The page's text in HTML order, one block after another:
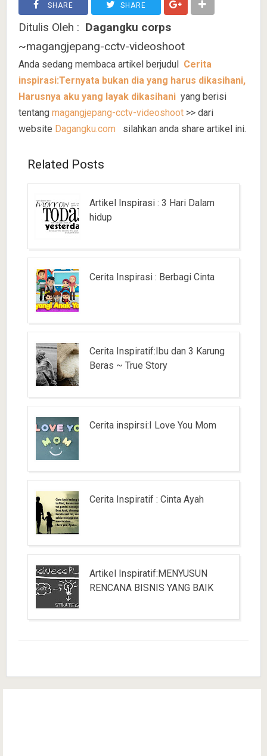
SHARE SHARE
Ditulis Oleh : Dagangku corps
~magangjepang-cctv-videoshoot
Anda sedang membaca artikel berjudul Cerita
inspirasi:Ternyata bukan dia yang harus dikasihani,
Harusnya aku yang layak dikasihani yang berisi
tentang magangjepang-cctv-videoshoot >> dari
website Dagangku.com silahkan anda share artikel ini.
Related Posts
Artikel Inspirasi : 3 Hari Dalam
hidup
Cerita Inspirasi : Berbagi Cinta
Cerita Inspiratif:Ibu dan 3 Karung
Beras ~ True Story
Cerita inspirsi:I Love You Mom
Cerita Inspiratif : Cinta Ayah
Artikel Inspiratif:MENYUSUN
RENCANA BISNIS YANG BAIK